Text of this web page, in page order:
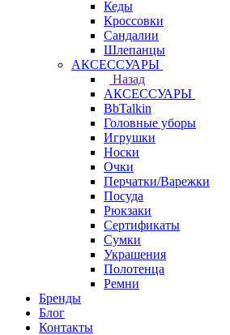
Кеды
Кроссовки
Сандалии
Шлепанцы
АКСЕССУАРЫ
Назад
АКСЕССУАРЫ
BbTalkin
Головные уборы
Игрушки
Носки
Очки
Перчатки/Варежки
Посуда
Рюкзаки
Сертификаты
Сумки
Украшения
Полотенца
Ремни
Бренды
Блог
Контакты